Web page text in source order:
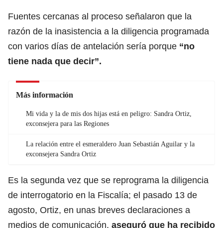
Fuentes cercanas al proceso señalaron que la
razón de la inasistencia a la diligencia programada
con varios días de antelación sería porque “no
tiene nada que decir”.
Más información
Mi vida y la de mis dos hijas está en peligro: Sandra Ortiz,
exconsejera para las Regiones
La relación entre el esmeraldero Juan Sebastián Aguilar y la
exconsejera Sandra Ortiz
Es la segunda vez que se reprograma la diligencia
de interrogatorio en la Fiscalía; el pasado 13 de
agosto, Ortiz, en unas breves declaraciones a
medios de comunicación, aseguró que ha recibido